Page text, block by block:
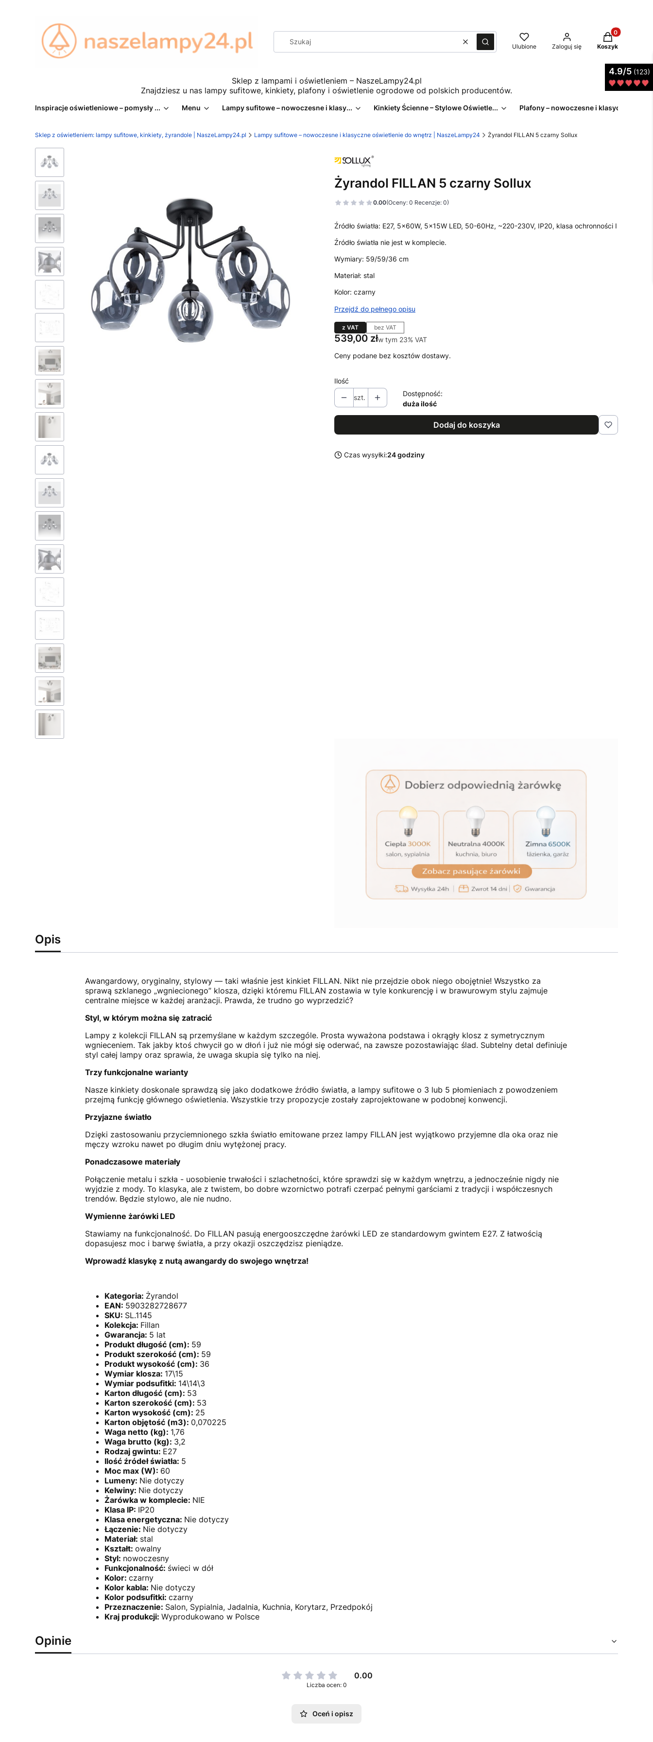
WyczyśćSzukaj Ulubione Zaloguj się
Produkty w
Koszyk
Sklep z lampami i oświetleniem – NaszeLampy24.pl
Znajdziesz u nas lampy sufitowe, kinkiety, plafony i oświetlenie ogrodowe od polskich producentów.
Inspiracje oświetleniowe – pomysły ... Menu Lampy sufitowe – nowoczesne i klasy... Kinkiety Ścienne – Stylowe Oświetle... Plafony – nowoczesne i klasyczne pl...
Sklep z oświetleniem: lampy sufitowe, kinkiety, żyrandole | NaszeLampy24.pl Lampy sufitowe – nowoczesne i klasyczne oświetlenie do wnętrz | NaszeLampy24 Żyrandol FILLAN 5 czarny Sollux
Żyrandol FILLAN 5 czarny Sollux
0.00(Oceny: 0 Recenzje: 0)
Źródło światła: E27, 5x60W, 5x15W LED, 50-60Hz, ~220-230V, IP20, klasa ochronności I
Źródło światła nie jest w komplecie.
Wymiary: 59/59/36 cm
Materiał: stal
Kolor: czarny
Przejdź do pełnego opisu
z VAT bez VAT
Cena
539,00 złw tym 23% VAT
w tym 23% VAT
Ceny podane bez kosztów dostawy.
Ilość
szt.
Dostępność:
duża ilość
Dodaj do koszyka
Czas wysyłki:24 godziny
Opis
Awangardowy, oryginalny, stylowy — taki właśnie jest kinkiet FILLAN. Nikt nie przejdzie obok niego obojętnie! Wszystko za
sprawą szklanego „wgniecionego” klosza, dzięki któremu FILLAN zostawia w tyle konkurencję i w brawurowym stylu zajmuje
centralne miejsce w każdej aranżacji. Prawda, że trudno go wyprzedzić?
Styl, w którym można się zatracić
Lampy z kolekcji FILLAN są przemyślane w każdym szczególe. Prosta wyważona podstawa i okrągły klosz z symetrycznym
wgnieceniem. Tak jakby ktoś chwycił go w dłoń i już nie mógł się oderwać, na zawsze pozostawiając ślad. Subtelny detal definiuje
styl całej lampy oraz sprawia, że uwaga skupia się tylko na niej.
Trzy funkcjonalne warianty
Nasze kinkiety doskonale sprawdzą się jako dodatkowe źródło światła, a lampy sufitowe o 3 lub 5 płomieniach z powodzeniem
przejmą funkcję głównego oświetlenia. Wszystkie trzy propozycje zostały zaprojektowane w podobnej konwencji.
Przyjazne światło
Dzięki zastosowaniu przyciemnionego szkła światło emitowane przez lampy FILLAN jest wyjątkowo przyjemne dla oka oraz nie
męczy wzroku nawet po długim dniu wytężonej pracy.
Ponadczasowe materiały
Połączenie metalu i szkła - uosobienie trwałości i szlachetności, które sprawdzi się w każdym wnętrzu, a jednocześnie nigdy nie
wyjdzie z mody. To klasyka, ale z twistem, bo dobre wzornictwo potrafi czerpać pełnymi garściami z tradycji i współczesnych
trendów. Będzie stylowo, ale nie nudno.
Wymienne żarówki LED
Stawiamy na funkcjonalność. Do FILLAN pasują energooszczędne żarówki LED ze standardowym gwintem E27. Z łatwością
dopasujesz moc i barwę światła, a przy okazji oszczędzisz pieniądze.
Wprowadź klasykę z nutą awangardy do swojego wnętrza!
Kategoria: Żyrandol
EAN: 5903282728677
SKU: SL.1145
Kolekcja: Fillan
Gwarancja: 5 lat
Produkt długość (cm): 59
Produkt szerokość (cm): 59
Produkt wysokość (cm): 36
Wymiar klosza: 17\15
Wymiar podsufitki: 14\14\3
Karton długość (cm): 53
Karton szerokość (cm): 53
Karton wysokość (cm): 25
Karton objętość (m3): 0,070225
Waga netto (kg): 1,76
Waga brutto (kg): 3,2
Rodzaj gwintu: E27
Ilość źródeł światła: 5
Moc max (W): 60
Lumeny: Nie dotyczy
Kelwiny: Nie dotyczy
Żarówka w komplecie: NIE
Klasa IP: IP20
Klasa energetyczna: Nie dotyczy
Łączenie: Nie dotyczy
Materiał: stal
Kształt: owalny
Styl: nowoczesny
Funkcjonalność: świeci w dół
Kolor: czarny
Kolor kabla: Nie dotyczy
Kolor podsufitki: czarny
Przeznaczenie: Salon, Sypialnia, Jadalnia, Kuchnia, Korytarz, Przedpokój
Kraj produkcji: Wyprodukowano w Polsce
Opinie
0.00
Liczba ocen: 0
Oceń i opisz
4.9/5 (123)